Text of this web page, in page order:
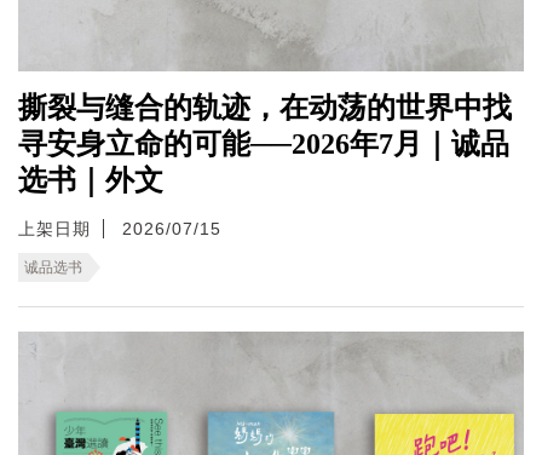
撕裂与缝合的轨迹，在动荡的世界中找
寻安身立命的可能──2026年7月｜诚品
选书｜外文
上架日期 2026/07/15
诚品选书